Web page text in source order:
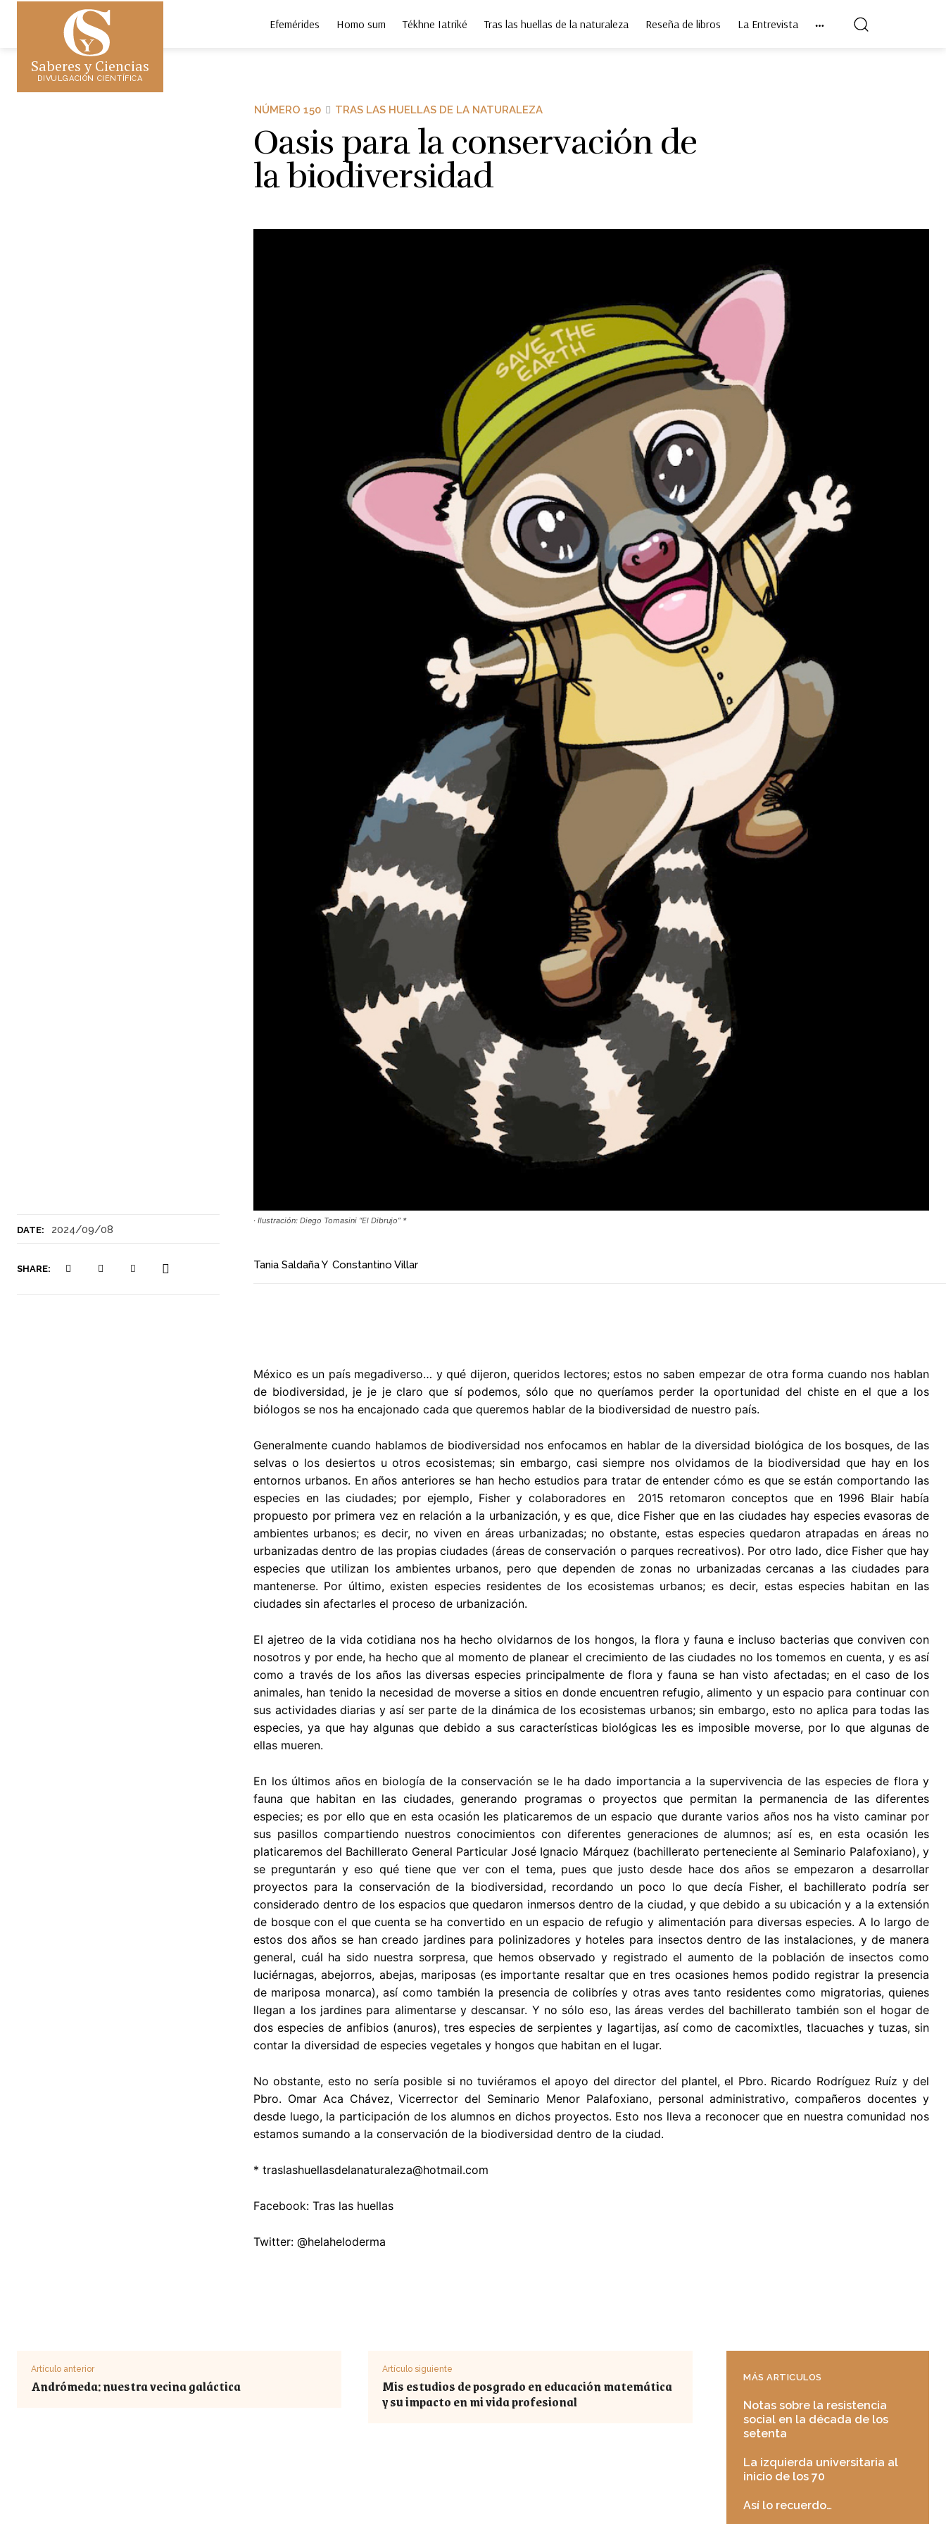
Saberes y Ciencias
DIVULGACIÓN CIENTÍFICA
Efemérides Homo sum Tékhne Iatriké Tras las huellas de la naturaleza Reseña de libros La Entrevista
DATE: 2024/09/08
SHARE:
NÚMERO 150 TRAS LAS HUELLAS DE LA NATURALEZA
Oasis para la conservación de
la biodiversidad
· Ilustración: Diego Tomasini “El Dibrujo” *
Tania SaldañaY Constantino Villar
México es un país megadiverso… y qué dijeron, queridos lectores; estos no saben empezar de otra forma cuando nos hablan
de biodiversidad, je je je claro que sí podemos, sólo que no queríamos perder la oportunidad del chiste en el que a los
biólogos se nos ha encajonado cada que queremos hablar de la biodiversidad de nuestro país.
Generalmente cuando hablamos de biodiversidad nos enfocamos en hablar de la diversidad biológica de los bosques, de las
selvas o los desiertos u otros ecosistemas; sin embargo, casi siempre nos olvidamos de la biodiversidad que hay en los
entornos urbanos. En años anteriores se han hecho estudios para tratar de entender cómo es que se están comportando las
especies en las ciudades; por ejemplo, Fisher y colaboradores en 2015 retomaron conceptos que en 1996 Blair había
propuesto por primera vez en relación a la urbanización, y es que, dice Fisher que en las ciudades hay especies evasoras de
ambientes urbanos; es decir, no viven en áreas urbanizadas; no obstante, estas especies quedaron atrapadas en áreas no
urbanizadas dentro de las propias ciudades (áreas de conservación o parques recreativos). Por otro lado, dice Fisher que hay
especies que utilizan los ambientes urbanos, pero que dependen de zonas no urbanizadas cercanas a las ciudades para
mantenerse. Por último, existen especies residentes de los ecosistemas urbanos; es decir, estas especies habitan en las
ciudades sin afectarles el proceso de urbanización.
El ajetreo de la vida cotidiana nos ha hecho olvidarnos de los hongos, la flora y fauna e incluso bacterias que conviven con
nosotros y por ende, ha hecho que al momento de planear el crecimiento de las ciudades no los tomemos en cuenta, y es así
como a través de los años las diversas especies principalmente de flora y fauna se han visto afectadas; en el caso de los
animales, han tenido la necesidad de moverse a sitios en donde encuentren refugio, alimento y un espacio para continuar con
sus actividades diarias y así ser parte de la dinámica de los ecosistemas urbanos; sin embargo, esto no aplica para todas las
especies, ya que hay algunas que debido a sus características biológicas les es imposible moverse, por lo que algunas de
ellas mueren.
En los últimos años en biología de la conservación se le ha dado importancia a la supervivencia de las especies de flora y
fauna que habitan en las ciudades, generando programas o proyectos que permitan la permanencia de las diferentes
especies; es por ello que en esta ocasión les platicaremos de un espacio que durante varios años nos ha visto caminar por
sus pasillos compartiendo nuestros conocimientos con diferentes generaciones de alumnos; así es, en esta ocasión les
platicaremos del Bachillerato General Particular José Ignacio Márquez (bachillerato perteneciente al Seminario Palafoxiano), y
se preguntarán y eso qué tiene que ver con el tema, pues que justo desde hace dos años se empezaron a desarrollar
proyectos para la conservación de la biodiversidad, recordando un poco lo que decía Fisher, el bachillerato podría ser
considerado dentro de los espacios que quedaron inmersos dentro de la ciudad, y que debido a su ubicación y a la extensión
de bosque con el que cuenta se ha convertido en un espacio de refugio y alimentación para diversas especies. A lo largo de
estos dos años se han creado jardines para polinizadores y hoteles para insectos dentro de las instalaciones, y de manera
general, cuál ha sido nuestra sorpresa, que hemos observado y registrado el aumento de la población de insectos como
luciérnagas, abejorros, abejas, mariposas (es importante resaltar que en tres ocasiones hemos podido registrar la presencia
de mariposa monarca), así como también la presencia de colibríes y otras aves tanto residentes como migratorias, quienes
llegan a los jardines para alimentarse y descansar. Y no sólo eso, las áreas verdes del bachillerato también son el hogar de
dos especies de anfibios (anuros), tres especies de serpientes y lagartijas, así como de cacomixtles, tlacuaches y tuzas, sin
contar la diversidad de especies vegetales y hongos que habitan en el lugar.
No obstante, esto no sería posible si no tuviéramos el apoyo del director del plantel, el Pbro. Ricardo Rodríguez Ruíz y del
Pbro. Omar Aca Chávez, Vicerrector del Seminario Menor Palafoxiano, personal administrativo, compañeros docentes y
desde luego, la participación de los alumnos en dichos proyectos. Esto nos lleva a reconocer que en nuestra comunidad nos
estamos sumando a la conservación de la biodiversidad dentro de la ciudad.
* traslashuellasdelanaturaleza@hotmail.com
Facebook: Tras las huellas
Twitter: @helaheloderma
Artículo anterior
Andrómeda: nuestra vecina galáctica
Artículo siguiente
Mis estudios de posgrado en educación matemática
y su impacto en mi vida profesional
MÁS ARTICULOS
Notas sobre la resistencia
social en la década de los
setenta
La izquierda universitaria al
inicio de los 70
Así lo recuerdo…